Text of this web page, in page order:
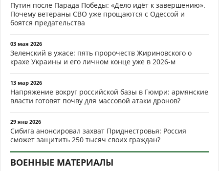
Путин после Парада Победы: «Дело идёт к завершению».
Почему ветераны СВО уже прощаются с Одессой и
боятся предательства
03 мая 2026
Зеленский в ужасе: пять пророчеств Жириновского о
крахе Украины и его личном конце уже в 2026-м
13 мар 2026
Напряжение вокруг российской базы в Гюмри: армянские
власти готовят почву для массовой атаки дронов?
29 янв 2026
Сибига анонсировал захват Приднестровья: Россия
сможет защитить 250 тысяч своих граждан?
ВОЕННЫЕ МАТЕРИАЛЫ